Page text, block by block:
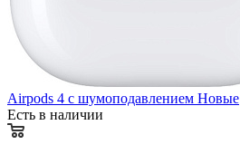
Airpods 4 c шумоподавлением Новые
Есть в наличии